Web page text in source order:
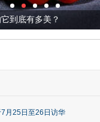
底有多美？
月25日至26日访华